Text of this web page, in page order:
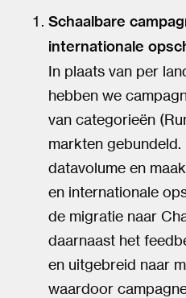
Schaalbare
internationale
In plaats van per
hebben we
van categorieën
markten
datavolume en
en internationale
de migratie naar
daarnaast het
en uitgebreid naar
waardoor